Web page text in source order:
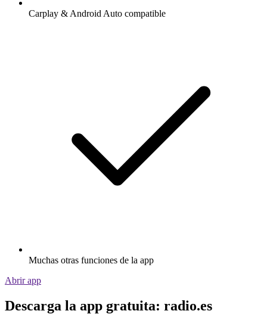
Carplay & Android Auto compatible
Muchas otras funciones de la app
Abrir app
Descarga la app gratuita: radio.es